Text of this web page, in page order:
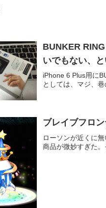
BUNKER
いでもない、と
iPhone 6 Plus用に
としては、マジ、巷
ブレイブフロ
ローソンが近くに
商品が微妙すぎた